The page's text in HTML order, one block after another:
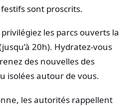
sont proscrits.
privilégiez les parcs ouverts la
20h). Hydratez-vous
des nouvelles des
isolées autour de vous.
les autorités rappellent